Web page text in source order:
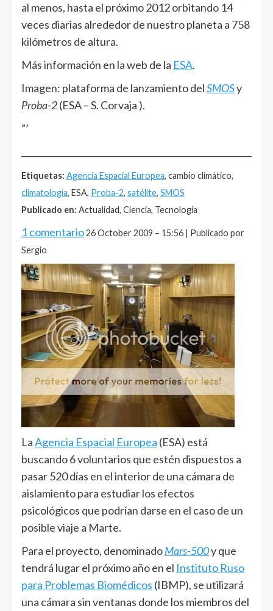
al menos, hasta el próximo 2012 orbitando 14
veces diarias alrededor de nuestro planeta a 758
kilómetros de altura.
Más información en la web de la ESA.
Imagen: plataforma de lanzamiento delSMOSy
Proba-2(ESA – S. Corvaja ).
”’
Etiquetas: Agencia Espacial Europea, cambio climático,
climatología, ESA, Proba-2, satélite, SMOS
Publicado en: Actualidad, Ciencia, Tecnología
1 comentario26 October 2009 – 15:56 | Publicado por
Sergio
LaAgencia Espacial Europea (ESA) está
buscando 6 voluntarios que estén dispuestos a
pasar 520 días en el interior de una cámara de
aislamiento para estudiar los efectos
psicológicos que podrían darse en el caso de un
posible viaje a Marte.
Para el proyecto, denominadoMars-500y que
tendrá lugar el próximo año en el Instituto Ruso
para Problemas Biomédicos (IBMP), se utilizará
una cámara sin ventanas donde los miembros del